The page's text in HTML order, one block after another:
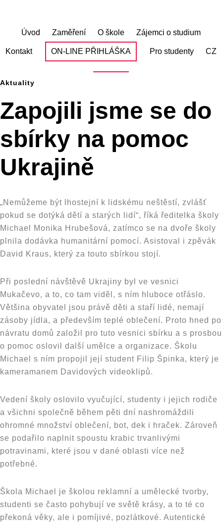
Úvod Zaměření O škole Zájemci o studium
Kontakt ON-LINE PŘIHLÁŠKA Pro studenty CZ
Aktuality
Zapojili jsme se do
sbírky na pomoc
Ukrajině
„Nemůžeme být lhostejní k lidskému neštěstí, zvlášť
pokud se dotýká dětí a starých lidí“, říká ředitelka školy
Michael Monika Hrubešová, zatímco se na dvoře školy
plnila dodávka humanitární pomocí. Asistoval i zpěvák
David Kraus, který za touto sbírkou stojí.
Při poslední návštěvě Ukrajiny byl ve vesnici
Mukačevo, a to, co tam viděl, s ním hluboce otřáslo.
Většina obyvatel jsou právě děti a staří lidé, nemají
zásoby jídla, a především teplé oblečení. Proto hned po
návratu domů založil pro tuto vesnici sbírku a s prosbou
o pomoc oslovil další umělce a organizace. Školu
Michael s ním propojil její student Filip Špinka, který je
kameramanem Davidových videoklipů.
Vedení školy oslovilo vyučující, studenty i jejich rodiče
a všichni společně během pěti dní nashromáždili
ohromné množství oblečení, bot, dek i hraček. Zároveň
se podařilo naplnit spoustu krabic trvanlivými
potravinami, které jsou v dané oblasti více než
potřebné.
Škola Michael je školou reklamní a umělecké tvorby,
studenti se často pohybují ve světě krásy, a to té co
překoná věky, ale i pomíjivé, pozlátkové. Autentické